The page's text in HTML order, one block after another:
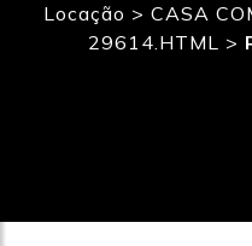
Locação > CASA
29614.HTML >